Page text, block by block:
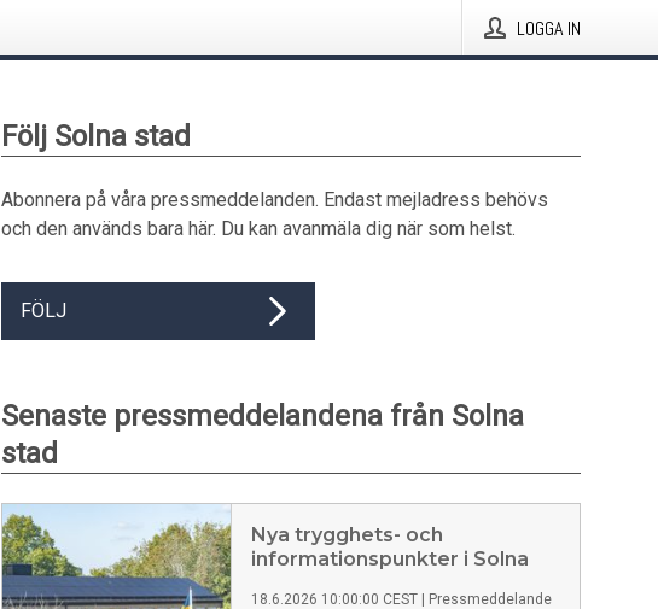
LOGGA IN
Följ Solna stad
Abonnera på våra pressmeddelanden. Endast mejladress behövs
och den används bara här. Du kan avanmäla dig när som helst.
FÖLJ
Senaste pressmeddelandena från Solna
stad
Nya trygghets- och
informationspunkter i Solna
18.6.2026 10:00:00 CEST Pressmeddelande